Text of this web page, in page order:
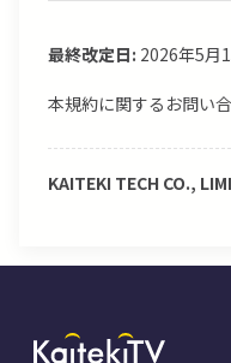
最終改定日: 2026年5月
本規約に関するお問い
KAITEKI TECH CO.,